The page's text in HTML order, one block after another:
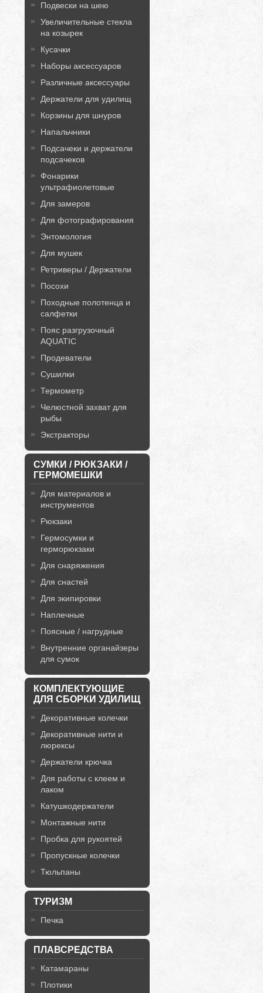
Подвески на шею
Увеличительные стекла
на козырек
Кусачки
Наборы аксессуаров
Различные аксессуары
Держатели для удилищ
Корзины для шнуров
Напальчники
Подсачеки и держатели
подсачеков
Фонарики
ультрафиолетовые
Для замеров
Для фотографирования
Энтомология
Для мушек
Ретриверы / Держатели
Посохи
Походные полотенца и
салфетки
Пояс разгрузочный
AQUATIC
Продеватели
Сушилки
Термометр
Челюстной захват для
рыбы
Экстракторы
СУМКИ / РЮКЗАКИ /
ГЕРМОМЕШКИ
Для материалов и
инструментов
Рюкзаки
Гермосумки и
герморюкзаки
Для снаряжения
Для снастей
Для экипировки
Наплечные
Поясные / нагрудные
Внутренние органайзеры
для сумок
КОМПЛЕКТУЮЩИЕ
ДЛЯ СБОРКИ УДИЛИЩ
Декоративные колечки
Декоративные нити и
люрексы
Держатели крючка
Для работы с клеем и
лаком
Катушкодержатели
Монтажные нити
Пробка для рукоятей
Пропускные колечки
Тюльпаны
ТУРИЗМ
Печка
ПЛАВСРЕДСТВА
Катамараны
Плотики